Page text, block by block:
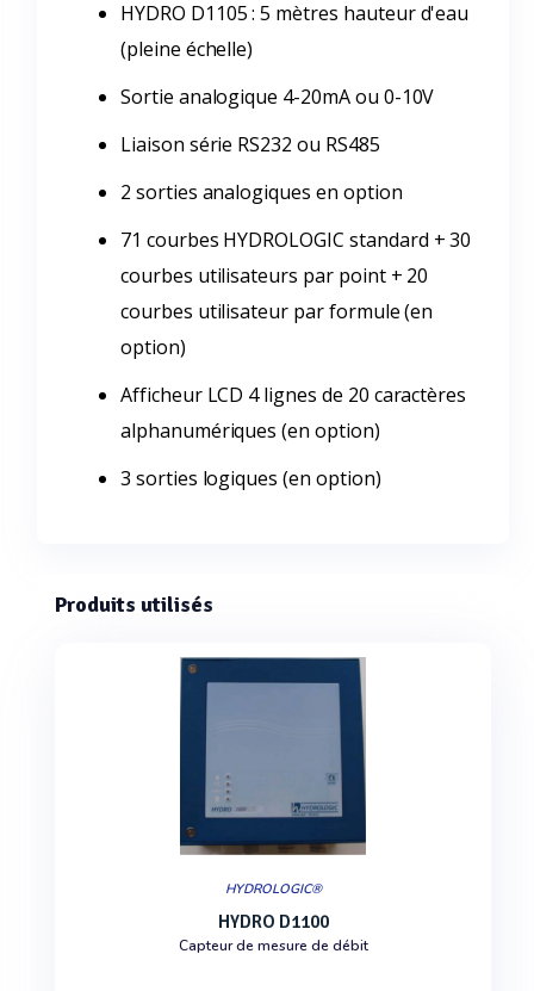
HYDRO D1105 : 5 mètres hauteur d'eau
(pleine échelle)
Sortie analogique 4-20mA ou 0-10V
Liaison série RS232 ou RS485
2 sorties analogiques en option
71 courbes HYDROLOGIC standard + 30
courbes utilisateurs par point + 20
courbes utilisateur par formule (en
option)
Afficheur LCD 4 lignes de 20 caractères
alphanumériques (en option)
3 sorties logiques (en option)
Produits utilisés
HYDROLOGIC®
HYDRO D1100
Capteur de mesure de débit